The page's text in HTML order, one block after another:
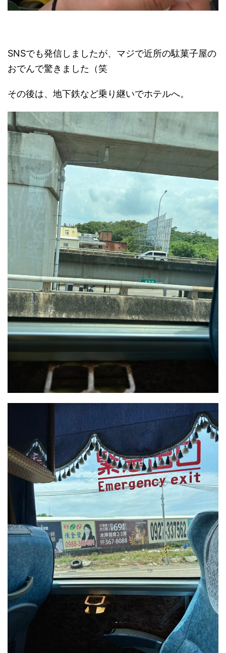
SNSでも発信しましたが、マジで近所の駄菓子屋の
おでんで驚きました（笑
その後は、地下鉄など乗り継いでホテルへ。